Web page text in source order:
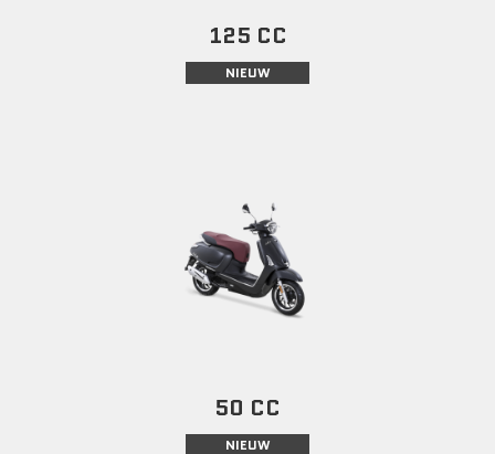
125 CC
NIEUW
50 CC
NIEUW